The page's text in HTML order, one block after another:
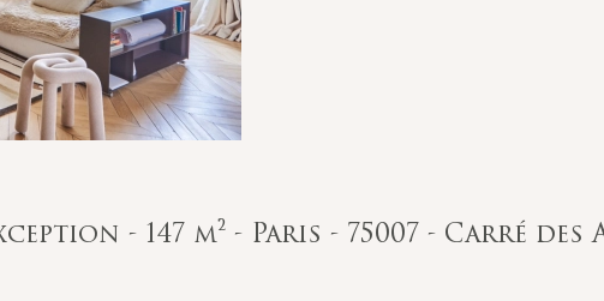
- 147 m² - Paris - 75007 - Carré